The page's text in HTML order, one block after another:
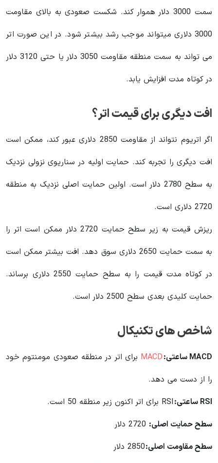
سمت 3000 دلار هموار کند. شکست صعودی به بالای مقاومت
3000 دلاری میتواند موجب رشد بیشتر شود. در این صورت اتر
می تواند به سمت منطقه مقاومت 3050 دلار یا حتی 3120 دلار
در کوتاه مدت افزایش یابد.
افت دیگری برای قیمت اتر؟
اگر اتریوم نتواند از مقاومت 2850 دلاری عبور کند، ممکن است
افت دیگری را تجربه کند. حمایت اولیه در سناریوی نزولی نزدیک
به سطح 2780 دلار است. اولین حمایت اصلی نزدیک به منطقه
2720 دلاری است.
ریزش قیمت به زیر سطح حمایت 2720 دلار ممکن است اتر را
به سمت حمایت 2650 دلاری سوق دهد. افت بیشتر ممکن است
در کوتاه مدت قیمت را به سطح حمایت 2550 دلاری برساند.
حمایت کلیدی بعدی سطح 2500 دلار است.
شاخص های تکنیکال
MACD ساعتی: MACD برای اتر در منطقه صعودی مومنتوم خود
را از دست می دهد.
RSI ساعتی:
سطح حمایت اصلی:
سطح مقاومت اصلی: